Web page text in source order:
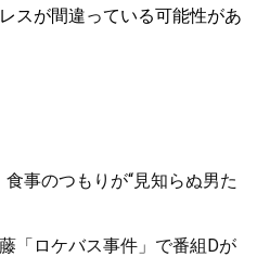
スが間違っている可能性があ
事のつもりが“見知らぬ男た
「ロケバス事件」で番組Dが